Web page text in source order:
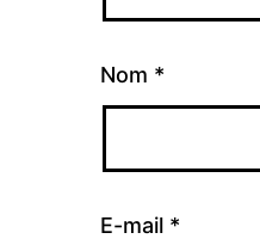
Nom *
E-mail *